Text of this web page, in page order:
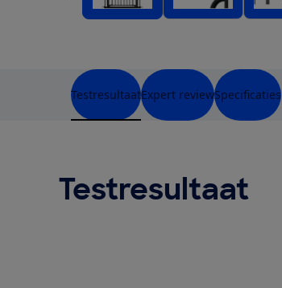
TestresultaatExpert reviewSpecificaties
Testresultaat